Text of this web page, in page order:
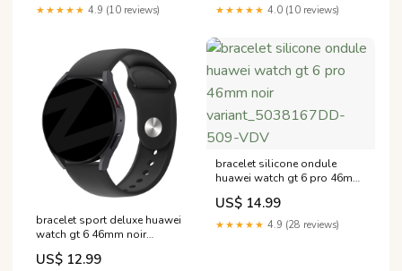
★★★★★ 4.9 (10 reviews) ★★★★★ 4.0 (10 reviews)
bracelet sport deluxe huawei
watch gt 6 46mm noir
Variant:Huawei Watch GT 6 -
46mm
US$ 12.99
bracelet silicone ondule
huawei watch gt 6 pro 46mm
noir variant_5038167DD-509-
VDV
US$ 14.99
★★★★★ 4.9 (28 reviews)